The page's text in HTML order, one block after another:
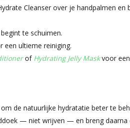
Cleanser over je handpalmen en
te schuimen.
een ultieme reiniging.
of Hydrating Jelly Maskvoor
de natuurlijke hydratatie beter te
— niet wrijven — en breng daarna